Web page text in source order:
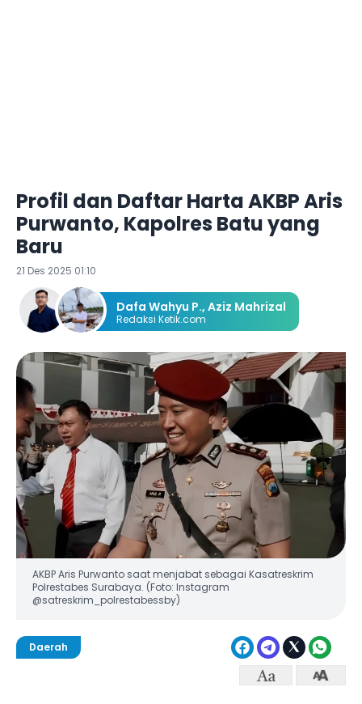
Profil dan Daftar Harta AKBP Aris
Purwanto, Kapolres Batu yang
Baru
21 Des 2025 01:10
Dafa Wahyu P., Aziz Mahrizal
Redaksi Ketik.com
AKBP Aris Purwanto saat menjabat sebagai Kasatreskrim
Polrestabes Surabaya. (Foto: Instagram
@satreskrim_polrestabessby)
Daerah